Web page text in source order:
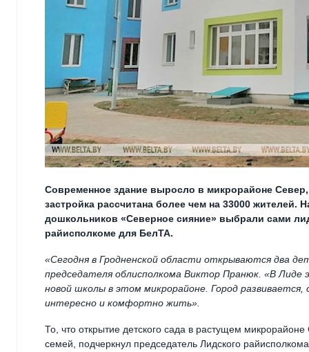
Современное здание выросло в микрорайоне
застройка рассчитана более чем на 33000 жителей.
дошкольников «Северное сияние» выбрали сами
райисполкоме для БелТА.
«Сегодня в Гродненской области открываются два
председателя облисполкома Виктор Пранюк. «В
новой школы в этом микрорайоне. Город
интересно и комфортно жить».
То, что открытие детского сада в растущем
семей, подчеркнул председатель Лидского